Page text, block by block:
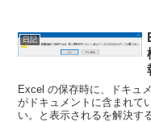
日記
Excel の保存時に、ドキュ
がドキュメントに含まれて
い。と表示されるを解決す